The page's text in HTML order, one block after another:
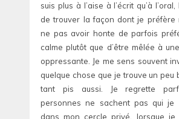
suis plus à l’aise à l’écrit qu’à
de trouver la façon dont je préfère
ne pas avoir honte de parfois
calme plutôt que d’être mêlée à
oppressante. Je me sens souvent
quelque chose que je trouve un peu
tant pis aussi. Je regrette
personnes ne sachent pas qui je
dans mon cercle privé, lorsque je